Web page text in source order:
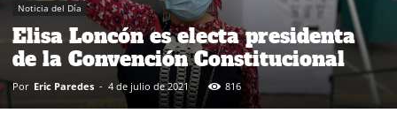
Noticia del Día
Elisa Loncón es electa presidenta
de la Convención Constitucional
Por Eric Paredes - 4 de julio de 2021 816